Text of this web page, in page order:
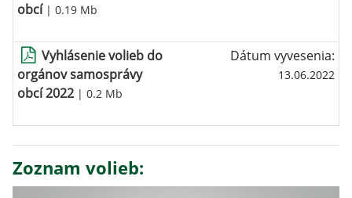
obcí| 0.19 Mb
Vyhlásenie volieb do
orgánov samosprávy
obcí 2022 | 0.2 Mb
Dátum vyvesenia:
13.06.2022
Zoznam volieb: